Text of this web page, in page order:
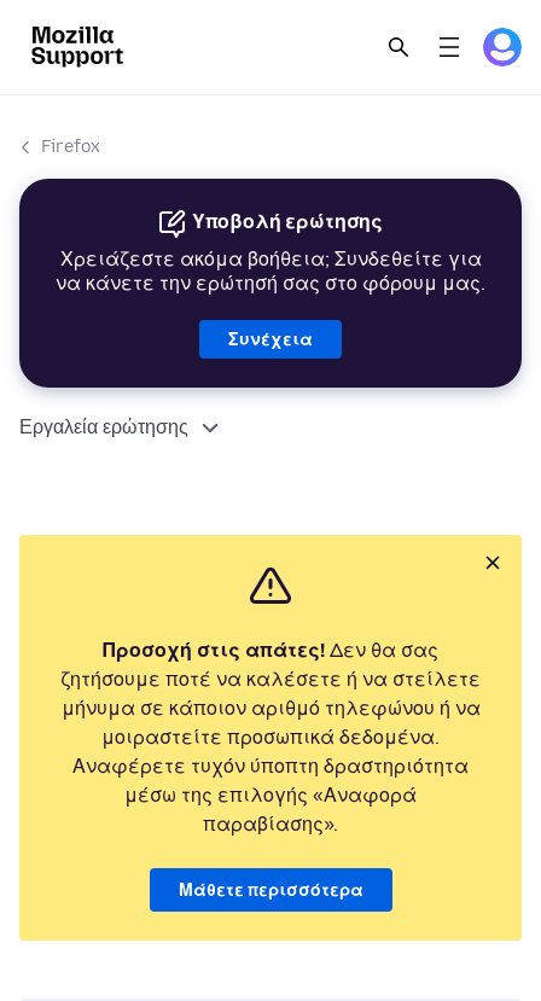
Firefox
Υποβολή ερώτησης
Χρειάζεστε ακόμα βοήθεια; Συνδεθείτε για
να κάνετε την ερώτησή σας στο φόρουμ μας.
Συνέχεια
Εργαλεία ερώτησης
Προσοχή στις απάτες! Δεν θα σας
ζητήσουμε ποτέ να καλέσετε ή να στείλετε
μήνυμα σε κάποιον αριθμό τηλεφώνου ή να
μοιραστείτε προσωπικά δεδομένα.
Αναφέρετε τυχόν ύποπτη δραστηριότητα
μέσω της επιλογής «Αναφορά
παραβίασης».
Μάθετε περισσότερα